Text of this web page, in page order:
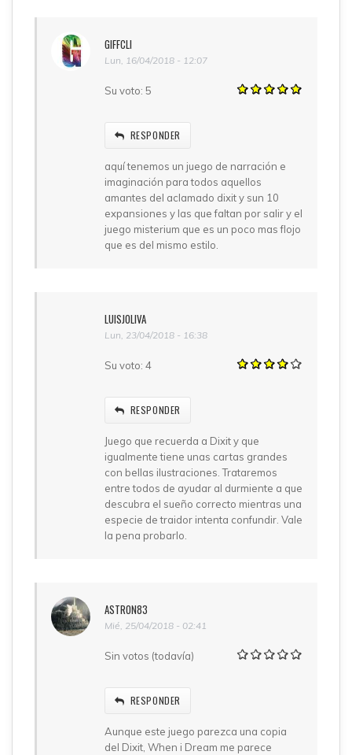
GIFFCLI
Lun, 16/04/2018 - 12:07
Su voto: 5
RESPONDER
aquí tenemos un juego de narración e
imaginación para todos aquellos
amantes del aclamado dixit y sun 10
expansiones y las que faltan por salir y el
juego misterium que es un poco mas flojo
que es del mismo estilo.
LUISJOLIVA
Lun, 23/04/2018 - 16:38
Su voto: 4
RESPONDER
Juego que recuerda a Dixit y que
igualmente tiene unas cartas grandes
con bellas ilustraciones. Trataremos
entre todos de ayudar al durmiente a que
descubra el sueño correcto mientras una
especie de traidor intenta confundir. Vale
la pena probarlo.
ASTRON83
Mié, 25/04/2018 - 02:41
Sin votos (todavía)
RESPONDER
Aunque este juego parezca una copia
del Dixit, When i Dream me parece